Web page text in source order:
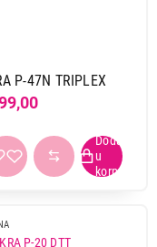
P-47N TRIPLEX